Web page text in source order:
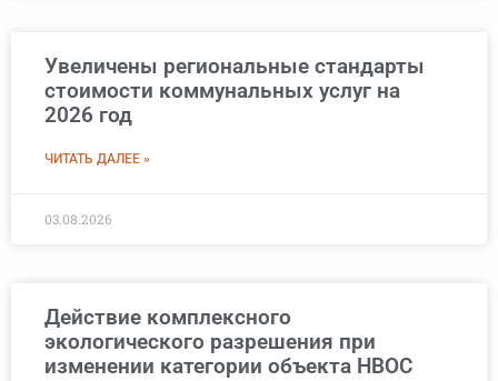
Увеличены региональные стандарты
стоимости коммунальных услуг на
2026 год
ЧИТАТЬ ДАЛЕЕ »
03.08.2026
Действие комплексного
экологического разрешения при
изменении категории объекта НВОС